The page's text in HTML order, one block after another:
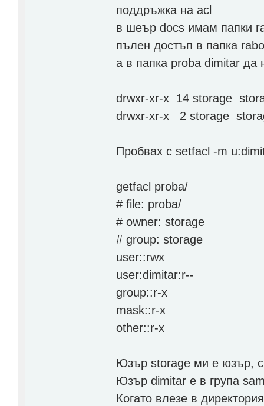
поддръжка на acl
в шеър docs имам папки
пълен достъп в папка
а в папка proba dimitar
drwxr-xr-x 14 storage
drwxr-xr-x 2 storage
Пробвах с setfacl -m
getfacl proba/
# file: proba/
# owner: storage
# group: storage
user::rwx
user:dimitar:r--
group::r-x
mask::r-x
other::r-x
Юзър storage ми е юзър,
Юзър dimitar е в група
Когато влезе в